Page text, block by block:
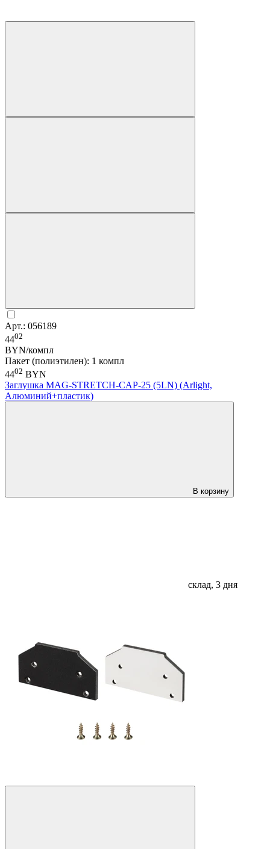
Арт.: 056189
4402
BYN/компл
Пакет (полиэтилен): 1 компл
4402 BYN
Заглушка MAG-STRETCH-CAP-25 (5LN) (Arlight,
Алюминий+пластик)
В корзину
склад, 3 дня